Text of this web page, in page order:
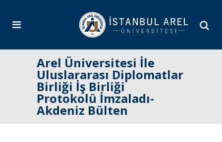
Arel Üniversitesi İle
Uluslararası Diplomatlar
Birliği İş Birliği
Protokolü İmzaladı-
Akdeniz Bülten